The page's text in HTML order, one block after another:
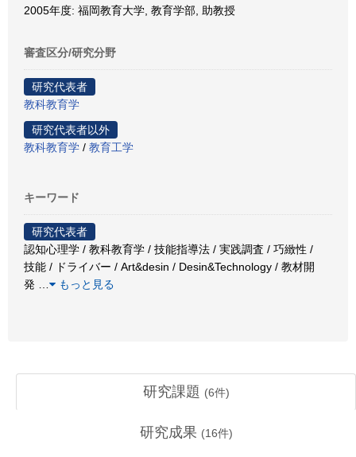
2005年度: 福岡教育大学, 教育学部, 助教授
審査区分/研究分野
研究代表者
教科教育学
研究代表者以外
教科教育学 / 教育工学
キーワード
研究代表者
認知心理学 / 教科教育学 / 技能指導法 / 実践調査 / 巧緻性 /
技能 / ドライバー / Art&desin / Desin&Technology / 教材開
発
もっと見る
研究課題 (6件)
研究成果 (16件)